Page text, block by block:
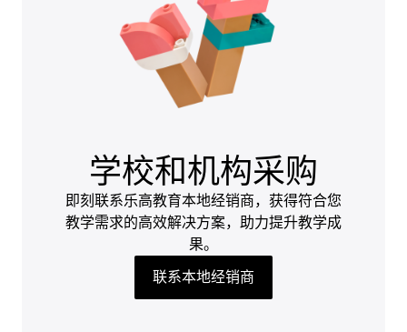
学校和机构采购
即刻联系乐高教育本地经销商，获得符合您
教学需求的高效解决方案，助力提升教学成
果。
联系本地经销商